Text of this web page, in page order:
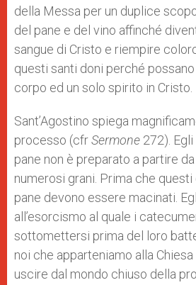
della Messa per un duplice
del pane e del vino affinché
sangue di Cristo e riempire
questi santi doni perché
corpo ed un solo spirito in Cristo.
Sant’Agostino spiega
processo (cfrSermone 272).
pane non è preparato a partire
numerosi grani. Prima che
pane devono essere macinati.
all’esorcismo al quale i
sottomettersi prima del loro
noi che apparteniamo alla
uscire dal mondo chiuso della